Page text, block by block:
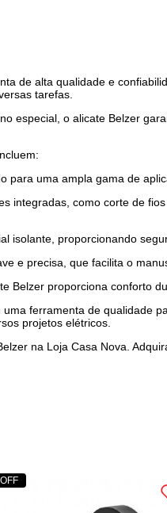
de alta qualidade e
tarefas.
especial, o alicate Belzer
para uma ampla gama de
integradas, como corte de
isolante, proporcionando
e precisa, que facilita o
Belzer proporciona conforto
ferramenta de qualidade
projetos elétricos.
na Loja Casa Nova.